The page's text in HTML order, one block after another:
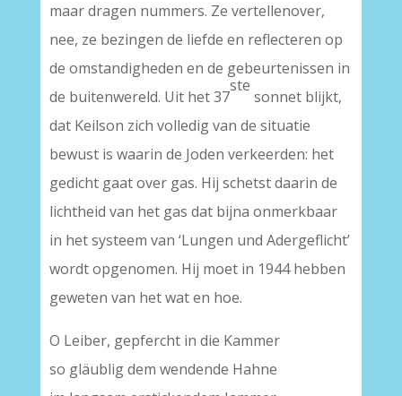
maar dragen nummers. Ze vertellenover,
nee, ze bezingen de liefde en reflecteren op
de omstandigheden en de gebeurtenissen in
de buitenwereld. Uit het 37
ste
sonnet blijkt,
dat Keilson zich volledig van de situatie
bewust is waarin de Joden verkeerden: het
gedicht gaat over gas. Hij schetst daarin de
lichtheid van het gas dat bijna onmerkbaar
in het systeem van ‘Lungen und Adergeflicht’
wordt opgenomen. Hij moet in 1944 hebben
geweten van het wat en hoe.
O Leiber, gepfercht in die Kammer
so gläublig dem wendende Hahne